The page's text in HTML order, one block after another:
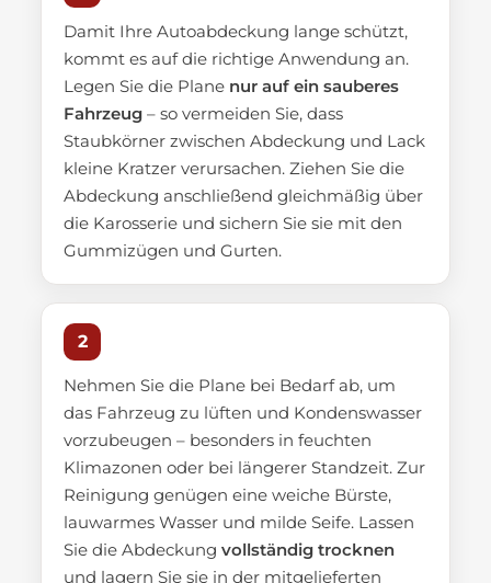
Damit Ihre Autoabdeckung lange schützt,
kommt es auf die richtige Anwendung an.
Legen Sie die Plane nur auf ein sauberes
Fahrzeug – so vermeiden Sie, dass
Staubkörner zwischen Abdeckung und Lack
kleine Kratzer verursachen. Ziehen Sie die
Abdeckung anschließend gleichmäßig über
die Karosserie und sichern Sie sie mit den
Gummizügen und Gurten.
2
Nehmen Sie die Plane bei Bedarf ab, um
das Fahrzeug zu lüften und Kondenswasser
vorzubeugen – besonders in feuchten
Klimazonen oder bei längerer Standzeit. Zur
Reinigung genügen eine weiche Bürste,
lauwarmes Wasser und milde Seife. Lassen
Sie die Abdeckung vollständig trocknen
und lagern Sie sie in der mitgelieferten